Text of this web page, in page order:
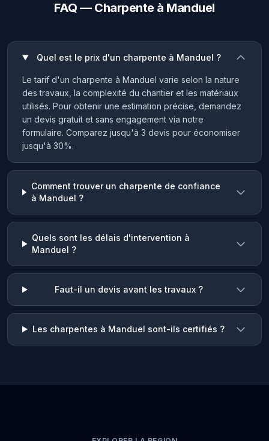
FAQ — Charpente à Manduel
Quel est le prix d'un charpente à Manduel ?
Le tarif d'un charpente à Manduel varie selon la nature
des travaux, la complexité du chantier et les matériaux
utilisés. Pour obtenir une estimation précise, demandez
un devis gratuit et sans engagement via notre
formulaire. Comparez jusqu'à 3 devis pour économiser
jusqu'à 30%.
Comment trouver un charpente de confiance
à Manduel ?
Quels sont les délais d'intervention à
Manduel ?
Faut-il un devis avant les travaux ?
Les charpentes à Manduel sont-ils certifiés ?